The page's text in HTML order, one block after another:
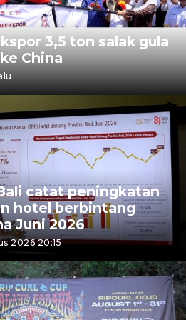
3,5 ton salak gula
China
catat peningkatan
hotel berbintang
Juni 2026
2026 20:15